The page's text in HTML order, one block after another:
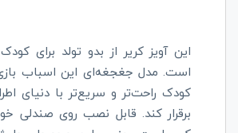
این آویز کریر از بدو تولد برای
است. مدل جغجغه‌ای این اسباب
کودک راحت‌تر و سریع‌تر با دنیای
برقرار کند. قابل نصب روی صندلی